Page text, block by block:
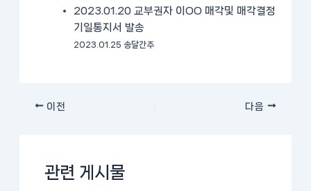
2023.01.20 교부권자 이OO 매각및 매각결정
기일통지서 발송
2023.01.25 송달간주
이전 다음
관련 게시물